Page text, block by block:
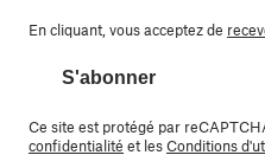
En cliquant, vous acceptez de
S'abonner
Ce site est protégé par
confidentialité et lesConditions